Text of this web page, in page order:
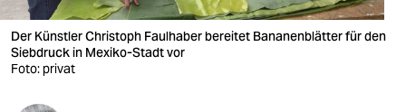
verlag
verlag
Der Künstler Christoph Faulhaber bereitet Bananenblätter für den
Siebdruck in Mexiko-Stadt vor
Foto: privat